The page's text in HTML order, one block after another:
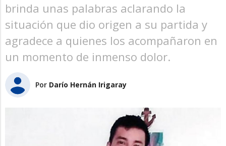
brinda unas palabras aclarando la
situación que dio origen a su partida y
agradece a quienes los acompañaron en
un momento de inmenso dolor.
Por Darío Hernán Irigaray